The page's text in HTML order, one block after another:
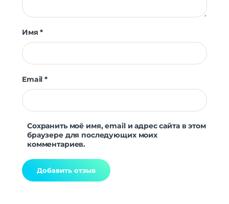
Имя*
Email*
Сохранить моё имя, email и адрес сайта в этом
браузере для последующих моих
комментариев.